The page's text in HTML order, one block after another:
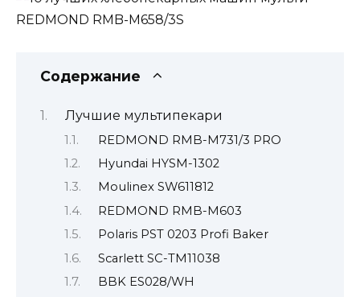
REDMOND RMB-M658/3S
Содержание
Лучшие мультипекари
REDMOND RMB-M731/3 PRO
Hyundai HYSM-1302
Moulinex SW611812
REDMOND RMB-M603
Polaris PST 0203 Profi Baker
Scarlett SC-TM11038
BBK ES028/WH